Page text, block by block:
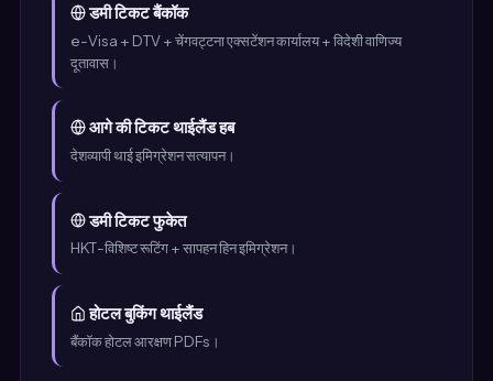
डमी टिकट बैंकॉक
e-Visa + DTV + चेंगवट्टना एक्सटेंशन कार्यालय + विदेशी वाणिज्य
दूतावास।
आगे की टिकट थाईलैंड हब
देशव्यापी थाई इमिग्रेशन सत्यापन।
डमी टिकट फुकेत
HKT-विशिष्ट रूटिंग + सापहन हिन इमिग्रेशन।
होटल बुकिंग थाईलैंड
बैंकॉक होटल आरक्षण PDFs।